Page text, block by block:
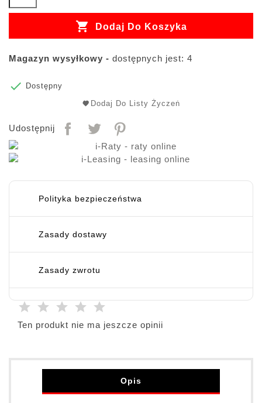
 Dodaj Do Koszyka
Magazyn wysyłkowy - dostępnych jest: 4

Dostępny
Dodaj Do Listy Życzeń
Udostępnij
Polityka bezpieczeństwa
Zasady dostawy
Zasady zwrotu
Ten produkt nie ma jeszcze opinii
Opis